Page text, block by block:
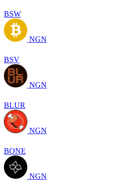
BSW
NGN
BSV
NGN
BLUR
NGN
BONE
NGN